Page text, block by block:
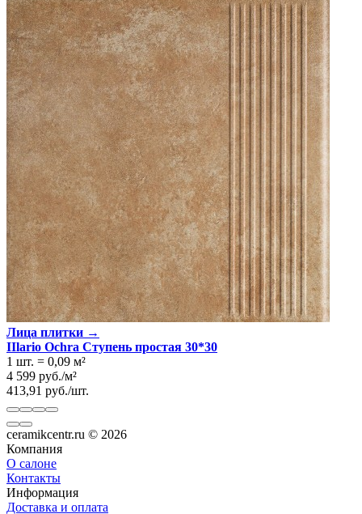
Лица плитки →
IIlario Ochra Ступень простая 30*30
1 шт. = 0,09 м²
4 599 руб./м²
413,91 руб./шт.
ceramikcentr.ru © 2026
Компания
О салоне
Контакты
Информация
Доставка и оплата